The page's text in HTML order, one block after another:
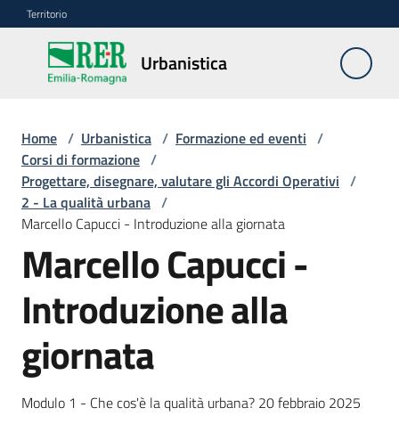
Vai al contenuto
Vai alla navigazione
Vai al footer
Territorio
Urbanistica
Urbanistica
Monitoraggio
LR
24/2017
Modello
Deposito
piani
e
Home / Urbanistica / Formazione ed eventi /
Corsi di formazione /
Progettare, disegnare, valutare gli Accordi Operativi /
2 - La qualità urbana /
Marcello Capucci - Introduzione alla giornata
Marcello Capucci -
Introduzione alla
giornata
Modulo 1 - Che cos'è la qualità urbana? 20 febbraio 2025